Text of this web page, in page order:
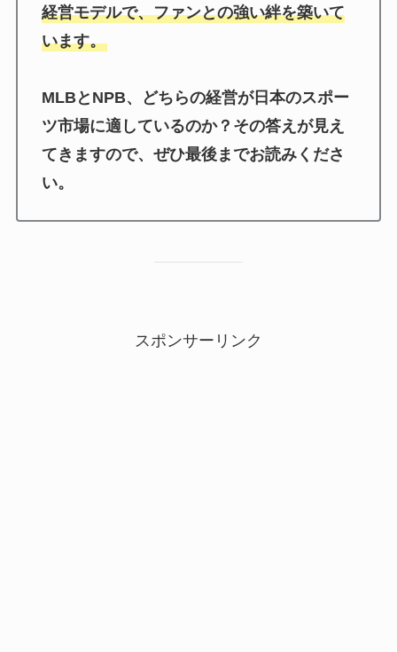
経営モデルで、ファンとの強い絆を築いて
います。
MLBとNPB、どちらの経営が日本のスポー
ツ市場に適しているのか？その答えが見え
てきますので、ぜひ最後までお読みくださ
い。
スポンサーリンク